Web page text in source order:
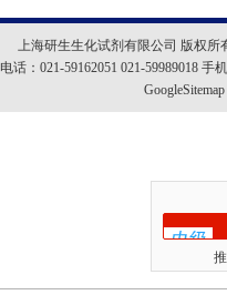
上海研生生化试剂有限公司 版权所
电话：021-59162051 021-59989018
GoogleSitemap